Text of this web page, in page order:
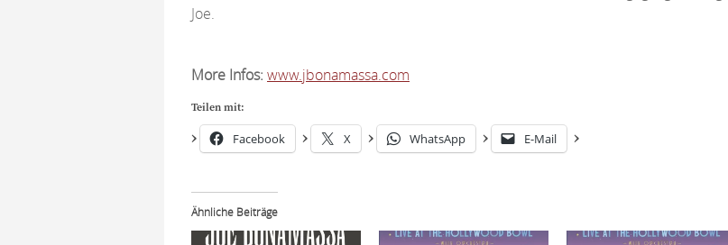
Joe.
More Infos: www.jbonamassa.com
Teilen mit:
Facebook X WhatsApp E-Mail
Ähnliche Beiträge